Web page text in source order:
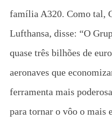
família A320. Como tal,
Lufthansa, disse: “O
quase três bilhões de
aeronaves que
ferramenta mais
para tornar o vôo o mais